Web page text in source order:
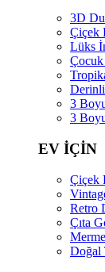
3D
Çiçek
Lüks
Çocuk
3
3
EV İÇİN
Çiçek
Retro
Çıta
Doğal